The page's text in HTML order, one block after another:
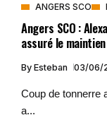
ANGERS SCO
Angers SCO :
assuré le
By Esteban 03/06/
Coup de tonnerre
a...